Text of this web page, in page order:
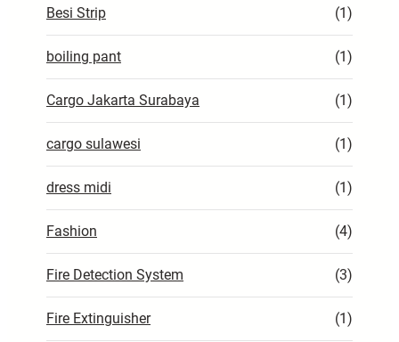
Besi Strip (1)
boiling pant (1)
Cargo Jakarta Surabaya (1)
cargo sulawesi (1)
dress midi (1)
Fashion (4)
Fire Detection System (3)
Fire Extinguisher (1)